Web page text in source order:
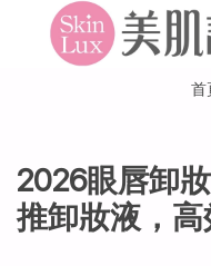
首
2026眼唇卸
推卸妝液，高